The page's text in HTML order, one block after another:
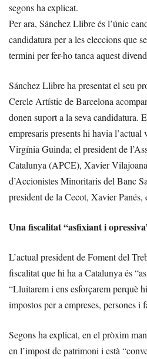
segons ha explicat.
Per ara, Sánchez Llibre és l’únic
candidatura per a les eleccions que
termini per fer-ho tanca aquest
Sánchez Llibre ha presentat el seu
Cercle Artístic de Barcelona
donen suport a la seva candidatura.
empresaris presents hi havia
Virgínia Guinda; el president de
Catalunya (APCE), Xavier
d’Accionistes Minoritaris del Banc
president de la Cecot, Xavier Panés,
Una fiscalitat “asfixiant i
L’actual president de Foment del
fiscalitat que hi ha a Catalunya és
“Lluitarem i ens esforçarem perquè
impostos per a empreses, persones i
Segons ha explicat, en el pròxim
en l’impost de patrimoni i està